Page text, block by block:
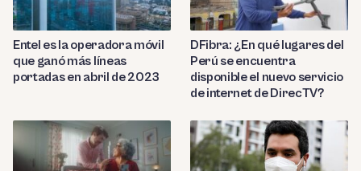
Entel es la operadora móvil
que ganó más líneas
portadas en abril de 2023
DFibra: ¿En qué lugares del
Perú se encuentra
disponible el nuevo servicio
de internet de DirecTV?